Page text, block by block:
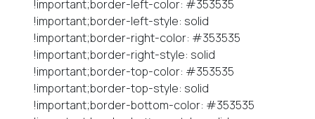
!important;border-left-color: #353535
!important;border-left-style: solid
!important;border-right-color: #353535
!important;border-right-style: solid
!important;border-top-color: #353535
!important;border-top-style: solid
!important;border-bottom-color: #353535